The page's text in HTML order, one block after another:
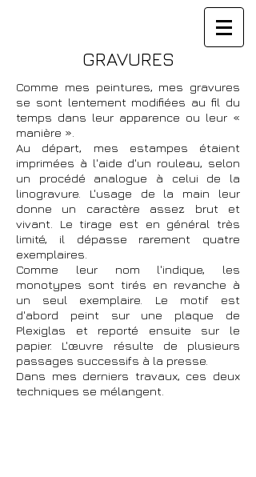
GRAVURES
Comme mes peintures, mes gravures
se sont lentement modifiées au fil du
temps dans leur apparence ou leur «
manière ».
Au départ, mes estampes étaient
imprimées à l'aide d'un rouleau, selon
un procédé analogue à celui de la
linogravure. L'usage de la main leur
donne un caractère assez brut et
vivant. Le tirage est en général très
limité, il dépasse rarement quatre
exemplaires.
Comme leur nom l'indique, les
monotypes sont tirés en revanche à
un seul exemplaire. Le motif est
d'abord peint sur une plaque de
Plexiglas et reporté ensuite sur le
papier. L'œuvre résulte de plusieurs
passages successifs à la presse.
Dans mes derniers travaux, ces deux
techniques se mélangent.